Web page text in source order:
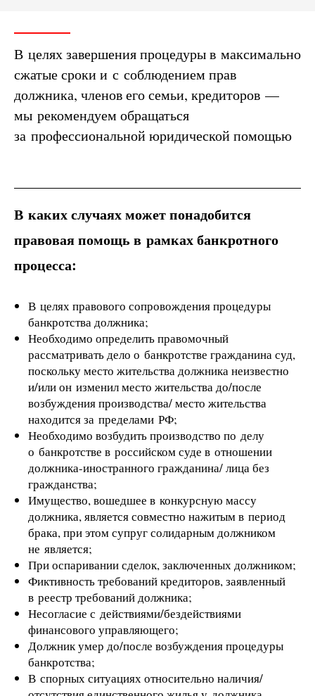
В целях завершения процедуры в максимально
сжатые сроки и с соблюдением прав
должника, членов его семьи, кредиторов —
мы рекомендуем обращаться
за профессиональной юридической помощью
В каких случаях может понадобится
правовая помощь в рамках банкротного
процесса:
В целях правового сопровождения процедуры
банкротства должника;
Необходимо определить правомочный
рассматривать дело о банкротстве гражданина суд,
поскольку место жительства должника неизвестно
и/или он изменил место жительства до/после
возбуждения производства/ место жительства
находится за пределами РФ;
Необходимо возбудить производство по делу
о банкротстве в российском суде в отношении
должника-иностранного гражданина/ лица без
гражданства;
Имущество, вошедшее в конкурсную массу
должника, является совместно нажитым в период
брака, при этом супруг солидарным должником
не является;
При оспаривании сделок, заключенных должником;
Фиктивность требований кредиторов, заявленный
в реестр требований должника;
Несогласие с действиями/бездействиями
финансового управляющего;
Должник умер до/после возбуждения процедуры
банкротства;
В спорных ситуациях относительно наличия/